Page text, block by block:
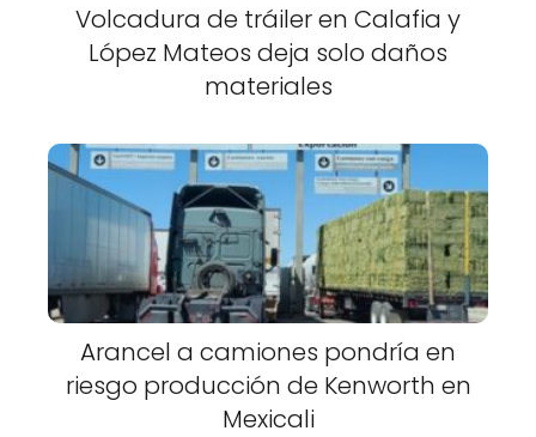
Volcadura de tráiler en Calafia y
López Mateos deja solo daños
materiales
Arancel a camiones pondría en
riesgo producción de Kenworth en
Mexicali